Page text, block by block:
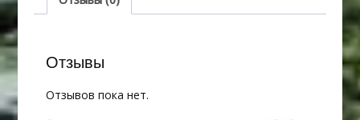
Отзывы
Отзывов пока нет.